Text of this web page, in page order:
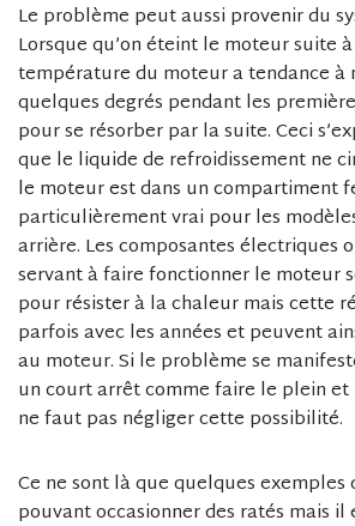
Le problème peut aussi provenir du
Lorsque qu’on éteint le moteur suite
température du moteur a tendance à
quelques degrés pendant les
pour se résorber par la suite. Ceci
que le liquide de refroidissement ne
le moteur est dans un compartiment
particulièrement vrai pour les
arrière. Les composantes électriques
servant à faire fonctionner le moteur
pour résister à la chaleur mais cette
parfois avec les années et peuvent
au moteur. Si le problème se
un court arrêt comme faire le plein
ne faut pas négliger cette possibilité.
Ce ne sont là que quelques exemples
pouvant occasionner des ratés mais il